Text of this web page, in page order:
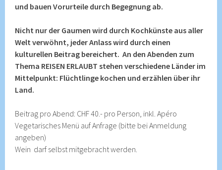
und bauen Vorurteile durch Begegnung ab.
Nicht nur der Gaumen wird durch Kochkünste aus aller
Welt verwöhnt, jeder Anlass wird durch einen
kulturellen Beitrag bereichert. An den Abenden zum
Thema REISEN ERLAUBT stehen verschiedene Länder im
Mittelpunkt: Flüchtlinge kochen und erzählen über ihr
Land.
Beitrag pro Abend: CHF 40.- pro Person, inkl. Apéro
Vegetarisches Menü auf Anfrage (bitte bei Anmeldung
angeben)
Wein darf selbst mitgebracht werden.